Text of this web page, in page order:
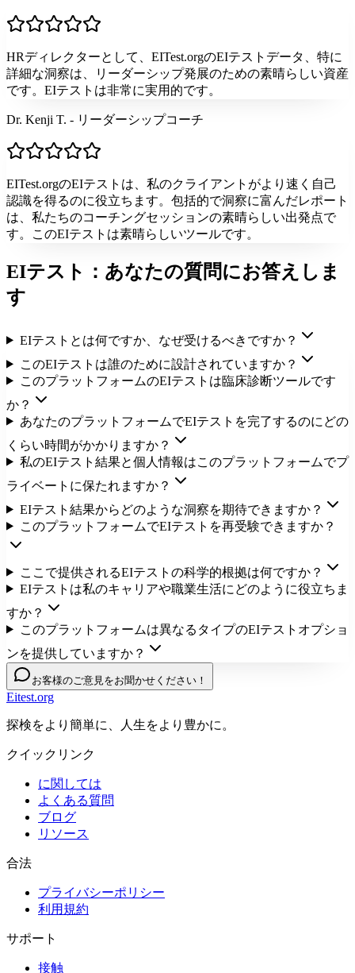
HRディレクターとして、EITest.orgのEIテストデータ、特に
詳細な洞察は、リーダーシップ発展のための素晴らしい資産
です。EIテストは非常に実用的です。
Dr. Kenji T. - リーダーシップコーチ
EITest.orgのEIテストは、私のクライアントがより速く自己
認識を得るのに役立ちます。包括的で洞察に富んだレポート
は、私たちのコーチングセッションの素晴らしい出発点で
す。このEIテストは素晴らしいツールです。
EIテスト：あなたの質問にお答えしま
す
EIテストとは何ですか、なぜ受けるべきですか？
このEIテストは誰のために設計されていますか？
このプラットフォームのEIテストは臨床診断ツールです
か？
あなたのプラットフォームでEIテストを完了するのにどの
くらい時間がかかりますか？
私のEIテスト結果と個人情報はこのプラットフォームでプ
ライベートに保たれますか？
EIテスト結果からどのような洞察を期待できますか？
このプラットフォームでEIテストを再受験できますか？
ここで提供されるEIテストの科学的根拠は何ですか？
EIテストは私のキャリアや職業生活にどのように役立ちま
すか？
このプラットフォームは異なるタイプのEIテストオプショ
ンを提供していますか？
お客様のご意見をお聞かせください！
Eitest.org
探検をより簡単に、人生をより豊かに。
クイックリンク
に関しては
よくある質問
ブログ
リソース
合法
プライバシーポリシー
利用規約
サポート
接触